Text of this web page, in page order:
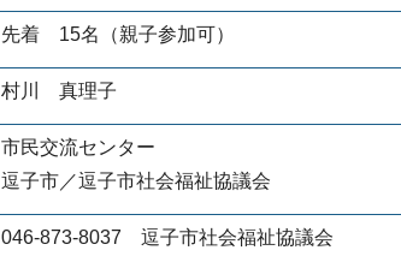
先着 15名（親子参加可）
村川 真理子
市民交流センター
逗子市／逗子市社会福祉協議会
046-873-8037 逗子市社会福祉協議会